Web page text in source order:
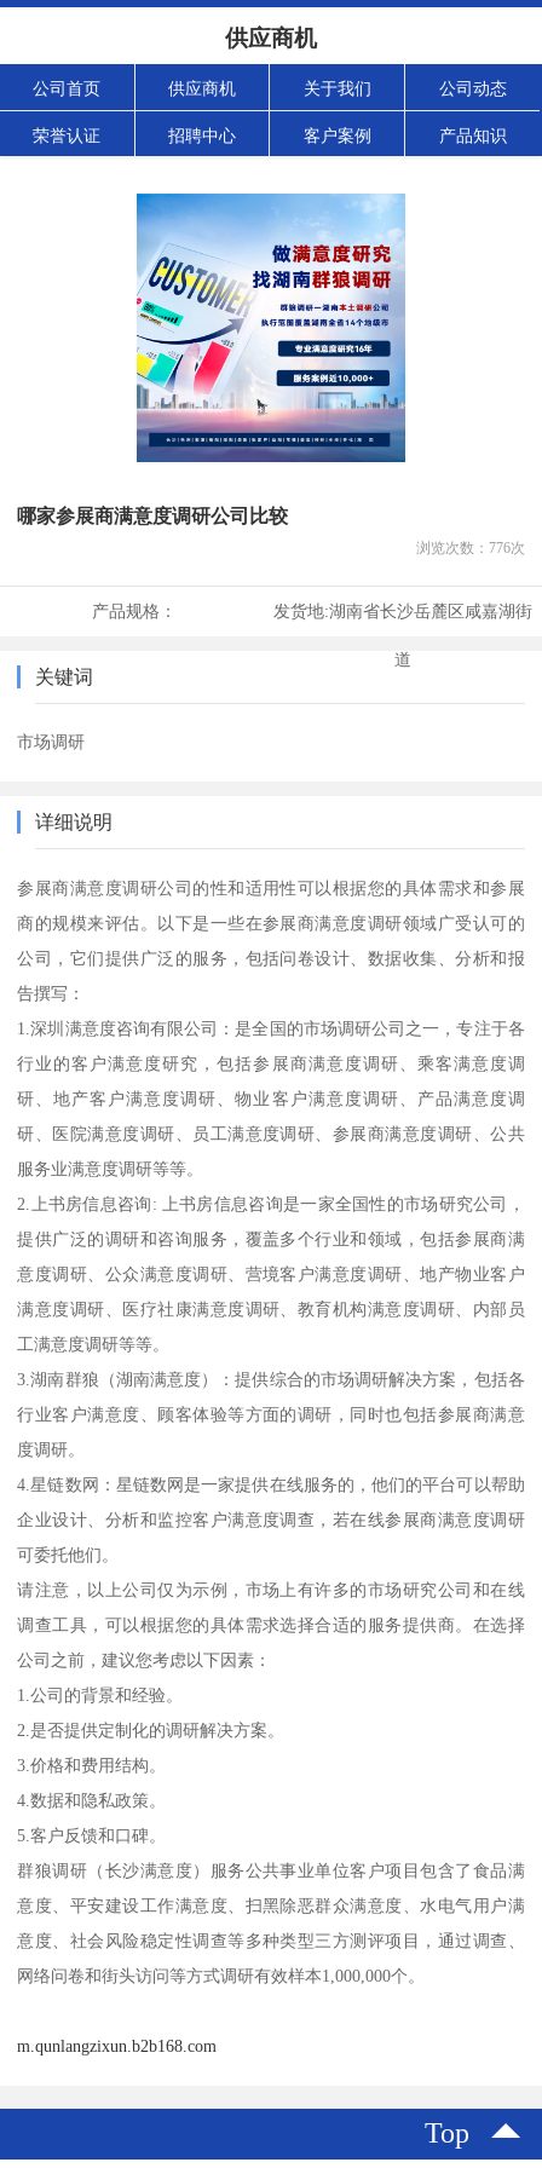
供应商机
公司首页 供应商机 关于我们 公司动态
荣誉认证 招聘中心 客户案例 产品知识
哪家参展商满意度调研公司比较
浏览次数： 776次
产品规格： 发货地:湖南省长沙岳麓区咸嘉湖街
道
关键词
市场调研
详细说明
参展商满意度调研公司的性和适用性可以根据您的具体需求和参展
商的规模来评估。以下是一些在参展商满意度调研领域广受认可的
公司，它们提供广泛的服务，包括问卷设计、数据收集、分析和报
告撰写：
1.深圳满意度咨询有限公司：是全国的市场调研公司之一，专注于各
行业的客户满意度研究，包括参展商满意度调研、乘客满意度调
研、地产客户满意度调研、物业客户满意度调研、产品满意度调
研、医院满意度调研、员工满意度调研、参展商满意度调研、公共
服务业满意度调研等等。
2.上书房信息咨询: 上书房信息咨询是一家全国性的市场研究公司，
提供广泛的调研和咨询服务，覆盖多个行业和领域，包括参展商满
意度调研、公众满意度调研、营境客户满意度调研、地产物业客户
满意度调研、医疗社康满意度调研、教育机构满意度调研、内部员
工满意度调研等等。
3.湖南群狼（湖南满意度）：提供综合的市场调研解决方案，包括各
行业客户满意度、顾客体验等方面的调研，同时也包括参展商满意
度调研。
4.星链数网：星链数网是一家提供在线服务的，他们的平台可以帮助
企业设计、分析和监控客户满意度调查，若在线参展商满意度调研
可委托他们。
请注意，以上公司仅为示例，市场上有许多的市场研究公司和在线
调查工具，可以根据您的具体需求选择合适的服务提供商。在选择
公司之前，建议您考虑以下因素：
1.公司的背景和经验。
2.是否提供定制化的调研解决方案。
3.价格和费用结构。
4.数据和隐私政策。
5.客户反馈和口碑。
群狼调研（长沙满意度）服务公共事业单位客户项目包含了食品满
意度、平安建设工作满意度、扫黑除恶群众满意度、水电气用户满
意度、社会风险稳定性调查等多种类型三方测评项目，通过调查、
网络问卷和街头访问等方式调研有效样本1,000,000个。
m.qunlangzixun.b2b168.com
Top